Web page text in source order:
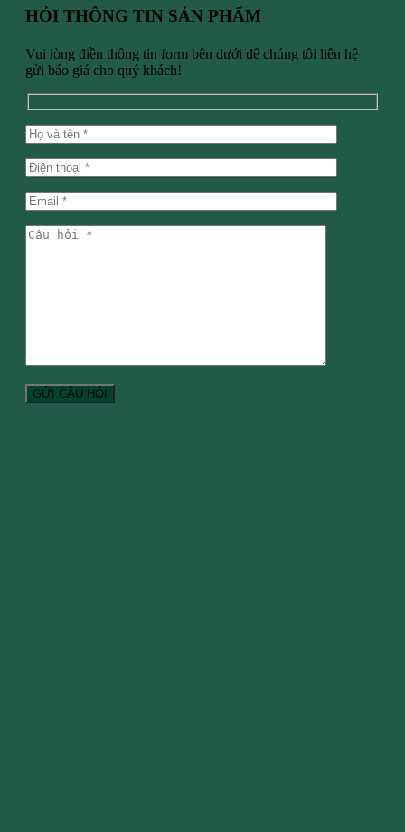
HỎI THÔNG TIN SẢN PHẨM
Vui lòng điền thông tin form bên dưới để chúng tôi liên hệ
gửi báo giá cho quý khách!